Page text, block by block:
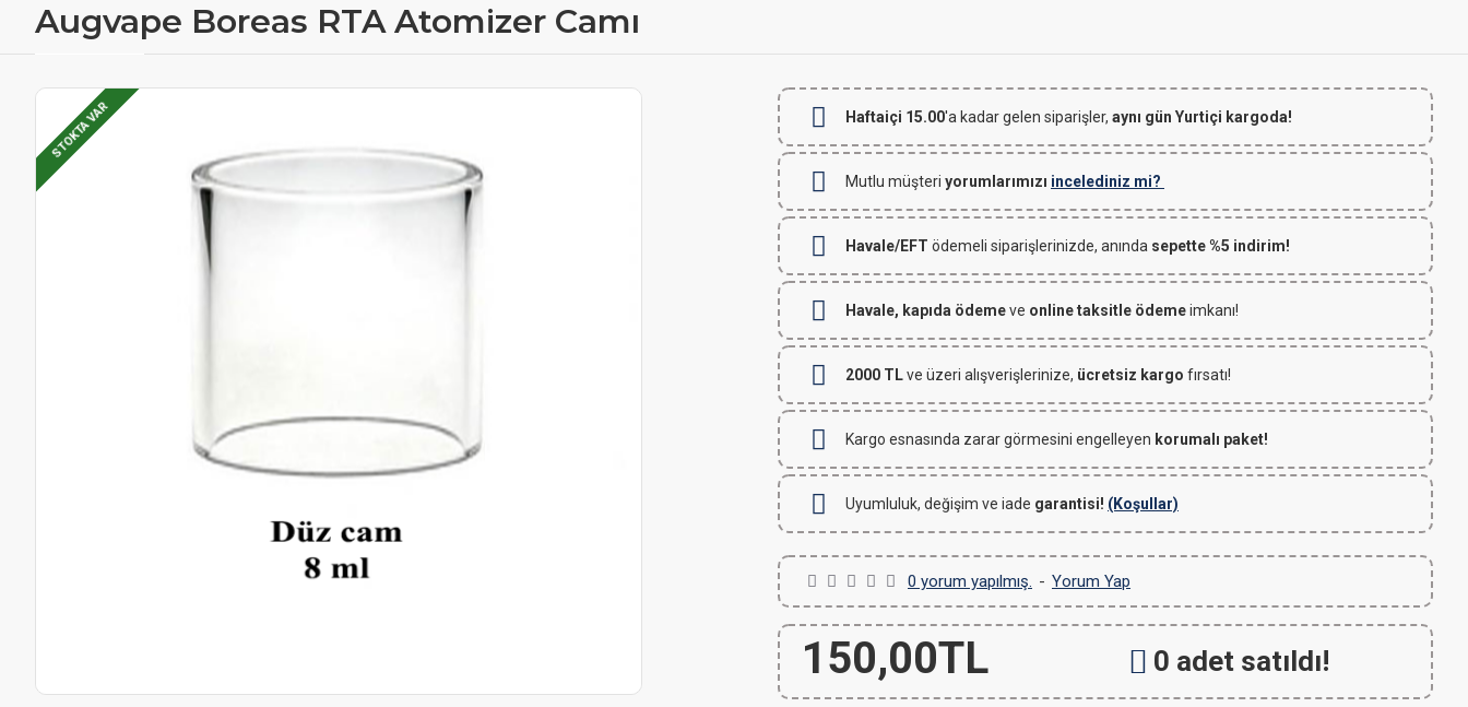
Augvape Boreas RTA Atomizer Camı
STOKTA VAR Haftaiçi 15.00'a kadar gelen siparişler, aynı gün Yurtiçi kargoda!
Mutlu müşteri yorumlarımızı incelediniz mi?
Havale/EFT ödemeli siparişlerinizde, anında sepette %5 indirim!
Havale, kapıda ödemeve online taksitle ödemeimkanı!
2000 TLve üzeri alışverişlerinize, ücretsiz kargo fırsatı!
Kargo esnasında zarar görmesini engelleyen korumalı paket!
Uyumluluk, değişim ve iade garantisi! (Koşullar)
0 yorum yapılmış. - Yorum Yap
150,00TL 0 adet satıldı!